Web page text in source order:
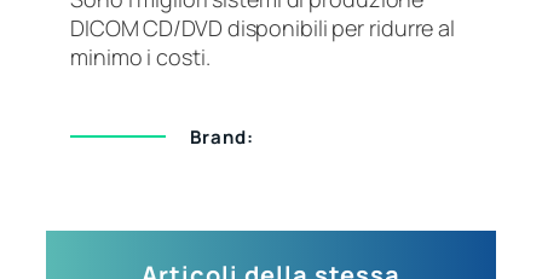
DICOM CD/DVD disponibili per ridurre al
minimo i costi.
Brand: